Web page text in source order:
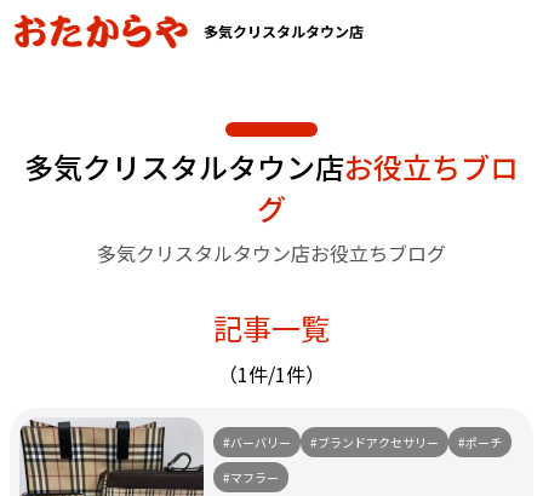
多気クリスタルタウン店
多気クリスタルタウン店お役立ちブロ
グ
多気クリスタルタウン店お役立ちブログ
記事一覧
（1件/1件）
#バーバリー #ブランドアクセサリー
#ポーチ
#マフラー